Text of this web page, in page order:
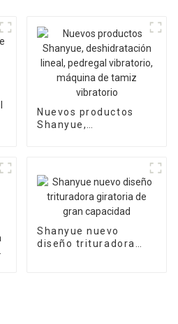
Nuevos productos
Shanyue,
vibratorio
Shanyue nuevo
diseño trituradora